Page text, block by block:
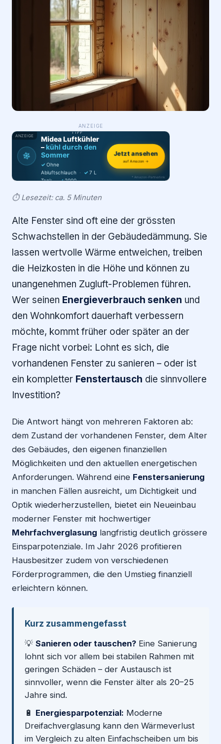
Login
Firma eintragen
ANZEIGE
ANZEIGE
❄
PRODUKT-
TIPP
Midea Luftkühler
–kühl durch den
Sommer
✓ Ohne
Abluftschlauch · ✓ 7 L
Tank · ✓2000
Jetzt ansehen
auf Amazon →
* Amazon-Partnerlink
⏱️ Lesezeit: ca. 5 Minuten
Alte Fenster sind oft eine der grössten
Schwachstellen in der Gebäudedämmung. Sie
lassen wertvolle Wärme entweichen, treiben
die Heizkosten in die Höhe und können zu
unangenehmen Zugluft-Problemen führen.
Wer seinen Energieverbrauch senken und
den Wohnkomfort dauerhaft verbessern
möchte, kommt früher oder später an der
Frage nicht vorbei: Lohnt es sich, die
vorhandenen Fenster zu sanieren – oder ist
ein kompletter Fenstertausch die sinnvollere
Investition?
Die Antwort hängt von mehreren Faktoren ab:
dem Zustand der vorhandenen Fenster, dem Alter
des Gebäudes, den eigenen finanziellen
Möglichkeiten und den aktuellen energetischen
Anforderungen. Während eine Fenstersanierung
in manchen Fällen ausreicht, um Dichtigkeit und
Optik wiederherzustellen, bietet ein Neueinbau
moderner Fenster mit hochwertiger
Mehrfachverglasung langfristig deutlich grössere
Einsparpotenziale. Im Jahr 2026 profitieren
Hausbesitzer zudem von verschiedenen
Förderprogrammen, die den Umstieg finanziell
erleichtern können.
Kurz zusammengefasst
💡 Sanieren oder tauschen? Eine Sanierung
lohnt sich vor allem bei stabilen Rahmen mit
geringen Schäden – der Austausch ist
sinnvoller, wenn die Fenster älter als 20–25
Jahre sind.
🔋 Energiesparpotenzial: Moderne
Dreifachverglasung kann den Wärmeverlust
im Vergleich zu alten Einfachscheiben um bis